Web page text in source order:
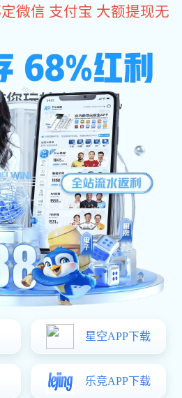
返回im电竞
苏州
南京
广州
上海
瑞安 温岭
临海
江山 嵊州
上虞
平湖 奉化
余姚
临安 丽水
衢州
温州 台州
金华
湖州 宁波
靖江
丹阳 江都
仪征
海门 如皋
吴江
溧阳 金坛
新沂
昆山
无锡
泰州 扬州
六安
宿州
安庆
铜陵
淮南 蚌埠